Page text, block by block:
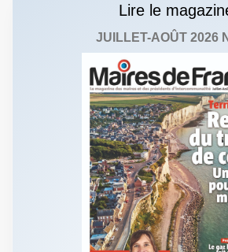
Lire le
JUILLET-AOÛT 2026